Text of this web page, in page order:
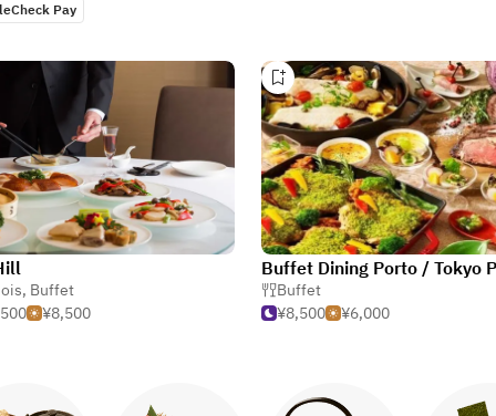
Pay
, Buffet
¥8,500
Buffet
¥8,500
¥6,000